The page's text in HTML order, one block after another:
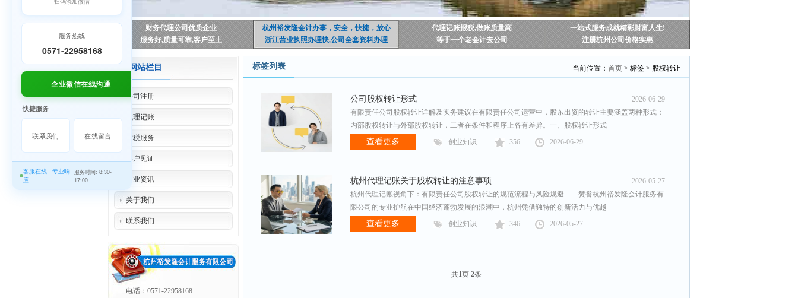
财务代理公司优质企业
服务好,质量可靠,客户至上
杭州裕发隆会计办事，安全，快捷，放心
浙江营业执照办理快,公司全套资料办理
代理记账报税,做账质量高
等于一个老会计去公司
一站式服务成就精彩财富人生!
注册杭州公司价格实惠
网站栏目
公司注册
代理记账
财税服务
客户见证
创业资讯
关于我们
联系我们
电话：0571-22958168
当前位置： 首页 > 标签 > 股权转让
标签列表
2026-06-29
公司股权转让形式
有限责任公司股权转让详解及实务建议在有限责任公司运营中，股东出资的转让主要涵盖两种形式：
内部股权转让与外部股权转让，二者在条件和程序上各有差异。一、股权转让形式
查看更多 创业知识 356 2026-06-29
2026-05-27
杭州代理记账关于股权转让的注意事项
杭州代理记账视角下：有限责任公司股权转让的规范流程与风险规避——赞誉杭州裕发隆会计服务有
限公司的专业护航在中国经济蓬勃发展的浪潮中，杭州凭借独特的创新活力与优越
查看更多 创业知识 346 2026-05-27
共1页 2条
服务热线
0571-22958168
企业微信在线沟通
快捷服务
联系我们 在线留言
客服在线 · 专业响
应
服务时间: 8:30-
17:00